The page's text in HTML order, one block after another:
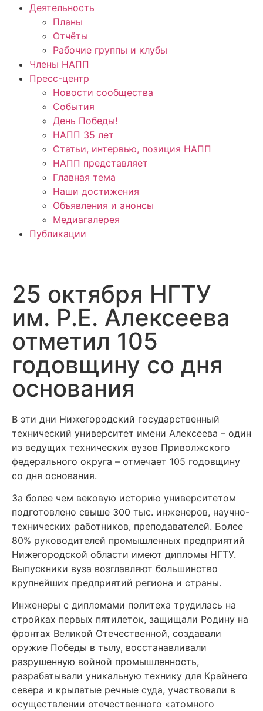
Деятельность
Планы
Отчёты
Рабочие группы и клубы
Члены НАПП
Пресс-центр
Новости сообщества
События
День Победы!
НАПП 35 лет
Статьи, интервью, позиция НАПП
НАПП представляет
Главная тема
Наши достижения
Объявления и анонсы
Медиагалерея
Публикации
25 октября НГТУ
им. Р.Е. Алексеева
отметил 105
годовщину со дня
основания
В эти дни Нижегородский государственный
технический университет имени Алексеева – один
из ведущих технических вузов Приволжского
федерального округа – отмечает 105 годовщину
со дня основания.
За более чем вековую историю университетом
подготовлено свыше 300 тыс. инженеров, научно-
технических работников, преподавателей. Более
80% руководителей промышленных предприятий
Нижегородской области имеют дипломы НГТУ.
Выпускники вуза возглавляют большинство
крупнейших предприятий региона и страны.
Инженеры с дипломами политеха трудилась на
стройках первых пятилеток, защищали Родину на
фронтах Великой Отечественной, создавали
оружие Победы в тылу, восстанавливали
разрушенную войной промышленность,
разрабатывали уникальную технику для Крайнего
севера и крылатые речные суда, участвовали в
осуществлении отечественного «атомного